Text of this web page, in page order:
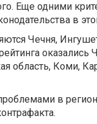
Еще одними
в
Чечня,
оказались
область, Коми,
в